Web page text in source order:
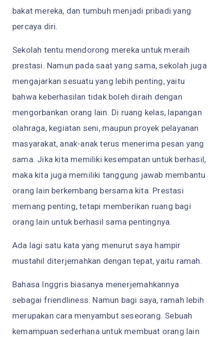
bakat mereka, dan tumbuh menjadi pribadi yang
percaya diri.
Sekolah tentu mendorong mereka untuk meraih
prestasi. Namun pada saat yang sama, sekolah juga
mengajarkan sesuatu yang lebih penting, yaitu
bahwa keberhasilan tidak boleh diraih dengan
mengorbankan orang lain. Di ruang kelas, lapangan
olahraga, kegiatan seni, maupun proyek pelayanan
masyarakat, anak-anak terus menerima pesan yang
sama. Jika kita memiliki kesempatan untuk berhasil,
maka kita juga memiliki tanggung jawab membantu
orang lain berkembang bersama kita. Prestasi
memang penting, tetapi memberikan ruang bagi
orang lain untuk berhasil sama pentingnya.
Ada lagi satu kata yang menurut saya hampir
mustahil diterjemahkan dengan tepat, yaitu ramah.
Bahasa Inggris biasanya menerjemahkannya
sebagai friendliness. Namun bagi saya, ramah lebih
merupakan cara menyambut seseorang. Sebuah
kemampuan sederhana untuk membuat orang lain